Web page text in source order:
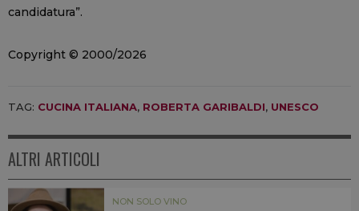
candidatura”.
Copyright © 2000/2026
TAG: CUCINA ITALIANA, ROBERTA GARIBALDI, UNESCO
ALTRI ARTICOLI
NON SOLO VINO